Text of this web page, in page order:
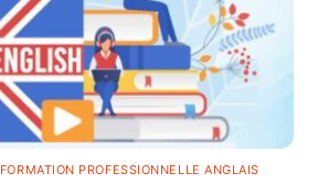
FORMATION PROFESSIONNELLE ANGLAIS